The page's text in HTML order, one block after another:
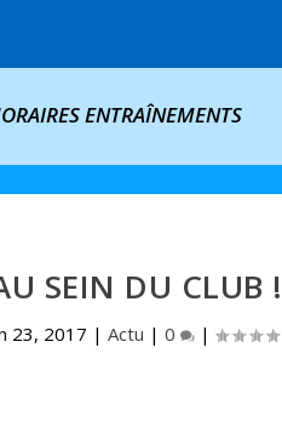
ENTRAÎNEMENTS
SEIN DU CLUB
23, 2017 | Actu | 0 |